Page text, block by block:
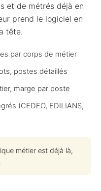
et de métrés déjà en
prend le logiciel en
tête.
par corps de métier
postes détaillés
marge par poste
(CEDEO, EDILIANS,
métier est déjà là,